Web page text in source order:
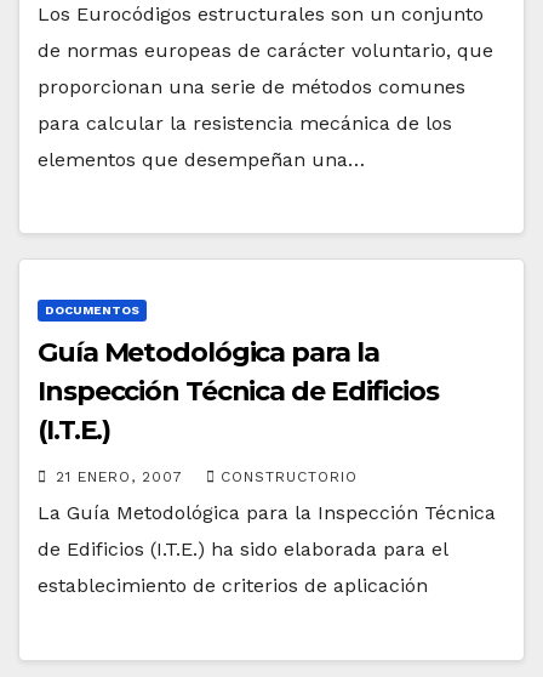
Los Eurocódigos estructurales son un conjunto
de normas europeas de carácter voluntario, que
proporcionan una serie de métodos comunes
para calcular la resistencia mecánica de los
elementos que desempeñan una…
DOCUMENTOS
Guía Metodológica para la
Inspección Técnica de Edificios
(I.T.E.)
21 ENERO, 2007 CONSTRUCTORIO
La Guía Metodológica para la Inspección Técnica
de Edificios (I.T.E.) ha sido elaborada para el
establecimiento de criterios de aplicación